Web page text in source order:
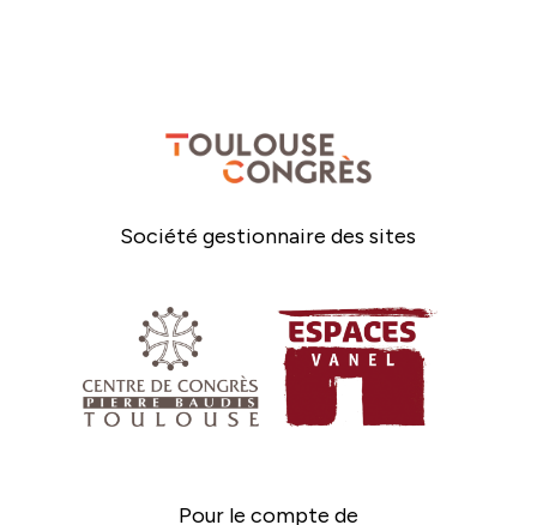
Société gestionnaire des sites
Pour le compte de